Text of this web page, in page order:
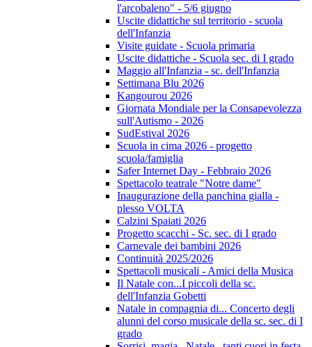
l'arcobaleno" - 5/6 giugno
Uscite didattiche sul territorio - scuola
dell'Infanzia
Visite guidate - Scuola primaria
Uscite didattiche - Scuola sec. di I grado
Maggio all'Infanzia - sc. dell'Infanzia
Settimana Blu 2026
Kangourou 2026
Giornata Mondiale per la Consapevolezza
sull'Autismo - 2026
SudEstival 2026
Scuola in cima 2026 - progetto
scuola/famiglia
Safer Internet Day - Febbraio 2026
Spettacolo teatrale "Notre dame"
Inaugurazione della panchina gialla -
plesso VOLTA
Calzini Spaiati 2026
Progetto scacchi - Sc. sec. di I grado
Carnevale dei bambini 2026
Continuità 2025/2026
Spettacoli musicali - Amici della Musica
Il Natale con...I piccoli della sc.
dell'Infanzia Gobetti
Natale in compagnia di... Concerto degli
alunni del corso musicale della sc. sec. di I
grado